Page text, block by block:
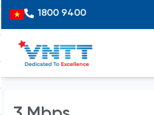
content
Vietnamese
1800 9400
navigation